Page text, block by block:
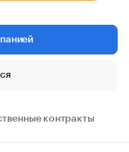
контракты